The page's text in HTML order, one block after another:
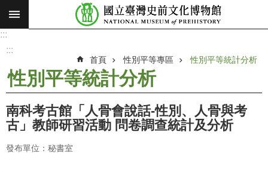
跳到主要內容區塊
搜
願
使
命
最
:::
:::
首頁 性別平等專區 性別平等統計分析
性別平等統計分析
南科考古館「人骨會說話-性別、人骨與考
古」教師研習活動 問卷調查統計及分析
發布單位：秘書室